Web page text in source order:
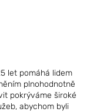
let pomáhá lidem
plnohodnotně
pokrýváme široké
abychom byli